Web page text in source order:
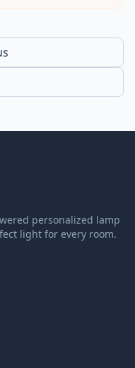
personalized lamp
light for every room.